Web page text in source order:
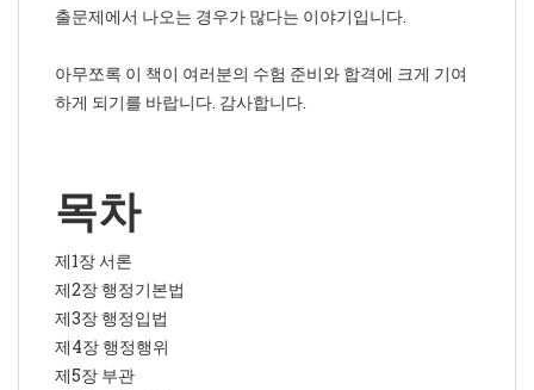
출문제에서 나오는 경우가 많다는 이야기입니다.
아무쪼록 이 책이 여러분의 수험 준비와 합격에 크게 기여
하게 되기를 바랍니다. 감사합니다.
목차
제1장 서론
제2장 행정기본법
제3장 행정입법
제4장 행정행위
제5장 부관